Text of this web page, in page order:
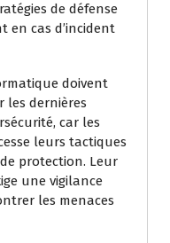
de défense
en cas d’incident
doivent
les dernières
car les
leurs tactiques
protection. Leur
une vigilance
les menaces